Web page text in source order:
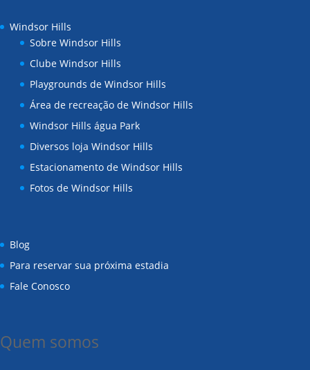
Windsor Hills
Sobre Windsor Hills
Clube Windsor Hills
Playgrounds de Windsor Hills
Área de recreação de Windsor Hills
Windsor Hills água Park
Diversos loja Windsor Hills
Estacionamento de Windsor Hills
Fotos de Windsor Hills
Blog
Para reservar sua próxima estadia
Fale Conosco
Quem somos